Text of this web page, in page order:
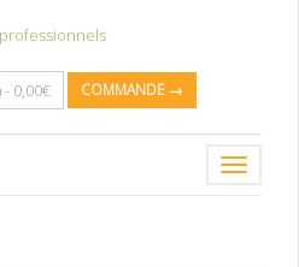
- 0,00€ COMMANDE →
Toggle